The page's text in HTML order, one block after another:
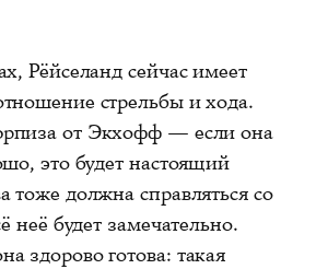
Рёйселанд сейчас имеет
стрельбы и хода.
от Экхофф — если она
это будет настоящий
тоже должна справляться со
неё будет замечательно.
здорово готова: такая